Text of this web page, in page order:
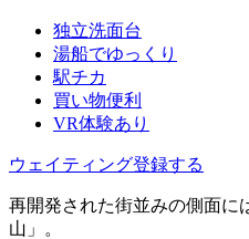
独立洗面台
湯船でゆっくり
駅チカ
買い物便利
VR体験あり
ウェイティング登録する
再開発された街並みの側面に
山」。